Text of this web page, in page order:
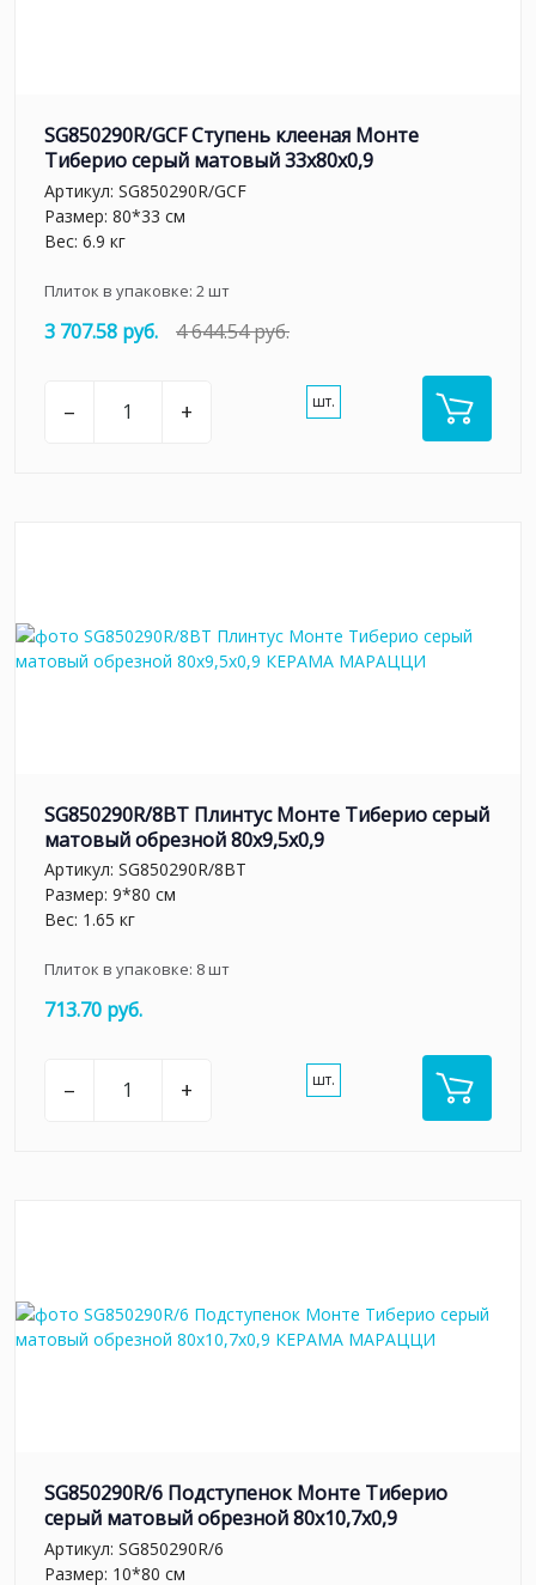
SG850290R/GCF Ступень клееная Монте
Тиберио серый матовый 33x80x0,9
Артикул: SG850290R/GCF
Размер: 80*33 см
Вес: 6.9 кг
Плиток в упаковке: 2шт
3 707.58 руб. 4 644.54 руб.
– + шт.
SG850290R/8BT Плинтус Монте Тиберио серый
матовый обрезной 80x9,5x0,9
Артикул: SG850290R/8BT
Размер: 9*80 см
Вес: 1.65 кг
Плиток в упаковке: 8шт
713.70 руб.
– + шт.
SG850290R/6 Подступенок Монте Тиберио
серый матовый обрезной 80x10,7x0,9
Артикул: SG850290R/6
Размер: 10*80 см